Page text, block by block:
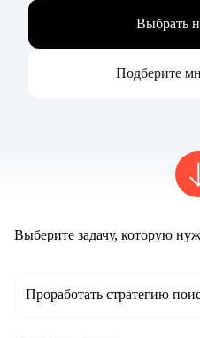
Выбрать
Подберите
Выберите задачу, которую
Проработать стратегию